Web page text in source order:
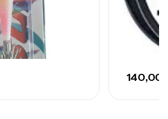
, Surfcasting
د.ت748,000
د.ت673,000